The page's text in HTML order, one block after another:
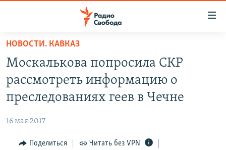
упрощенного
доступа
основному
Вернутся
АВТОРСКИЕ ПРОЕКТЫ
МНЕНИЯ
КУЛЬТУРА
НОВОСТИ. КАВКАЗ
Москалькова попросила СКР
рассмотреть информацию о
преследованиях геев в Чечне
16 мая 2017
Поделиться Читать без VPN